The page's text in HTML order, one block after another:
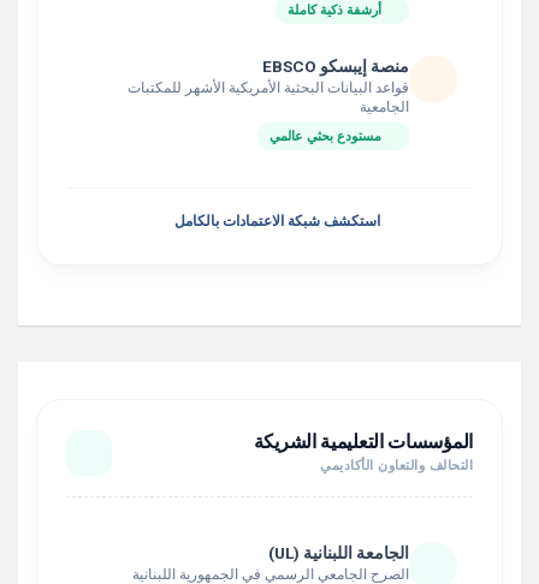
أرشفة ذكية كاملة
منصة إيبسكو EBSCO
قواعد البيانات البحثية الأمريكية الأشهر للمكتبات
الجامعية
مستودع بحثي عالمي
استكشف شبكة الاعتمادات بالكامل
المؤسسات التعليمية الشريكة
التحالف والتعاون الأكاديمي
الجامعة اللبنانية (UL)
الصرح الجامعي الرسمي في الجمهورية اللبنانية